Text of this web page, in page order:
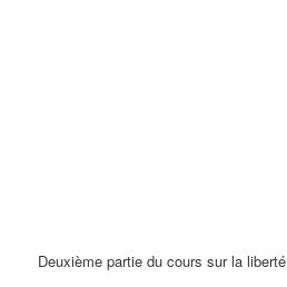
Deuxième partie du cours sur la liberté